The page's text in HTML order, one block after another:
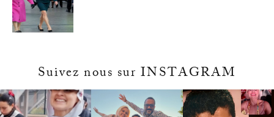
Suivez nous sur INSTAGRAM